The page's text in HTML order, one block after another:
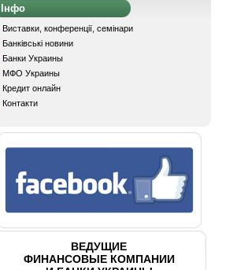
Інфо
Виставки, конференції, семінари
Банківські новини
Банки Украины
МФО Украины
Кредит онлайн
Контакти
ВЕДУЩИЕ
ФИНАНСОВЫЕ КОМПАНИИ